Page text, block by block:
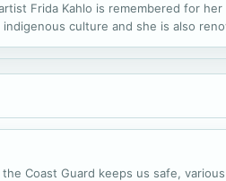
Frida Kahlo is remembered for
culture and she is also
York Times/New York Public Library
Coast Guard keeps us safe,